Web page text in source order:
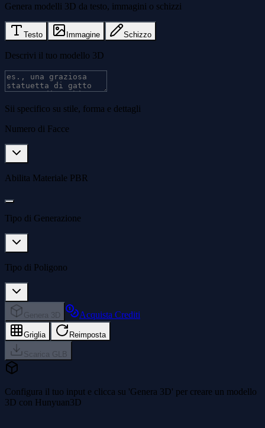
Genera modelli 3D da testo, immagini o schizzi
Testo Immagine Schizzo
Descrivi il tuo modello 3D
Sii specifico su stile, forma e dettagli
Numero di Facce
Abilita Materiale PBR
Tipo di Generazione
Tipo di Poligono
Genera 3D Acquista Crediti
Griglia Reimposta
Scarica GLB
Configura il tuo input e clicca su 'Genera 3D' per creare un modello
3D con Hunyuan3D